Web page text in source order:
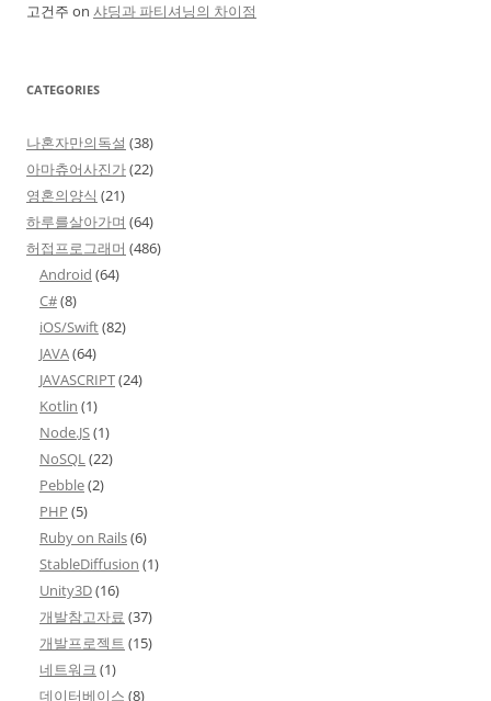
고건주 on 샤딩과 파티셔닝의 차이점
CATEGORIES
나혼자만의독설 (38)
아마츄어사진가(22)
영혼의양식 (21)
하루를살아가며 (64)
허접프로그래머 (486)
Android (64)
C#(8)
iOS/Swift(82)
JAVA(64)
JAVASCRIPT(24)
Kotlin (1)
Node.JS(1)
NoSQL(22)
Pebble(2)
PHP (5)
Ruby on Rails(6)
StableDiffusion (1)
Unity3D(16)
개발참고자료 (37)
개발프로젝트 (15)
네트워크 (1)
데이터베이스 (8)